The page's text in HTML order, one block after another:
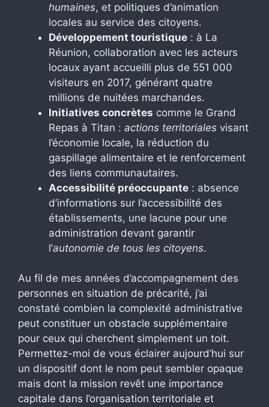
humaines, et politiques d’animation
locales au service des citoyens.
Développement touristique : à La
Réunion, collaboration avec les acteurs
locaux ayant accueilli plus de 551 000
visiteurs en 2017, générant quatre
millions de nuitées marchandes.
Initiatives concrètes comme le Grand
Repas à Titan : actions territoriales visant
l’économie locale, la réduction du
gaspillage alimentaire et le renforcement
des liens communautaires.
Accessibilité préoccupante : absence
d’informations sur l’accessibilité des
établissements, une lacune pour une
administration devant garantir
l’autonomie de tous les citoyens.
Au fil de mes années d’accompagnement des
personnes en situation de précarité, j’ai
constaté combien la complexité administrative
peut constituer un obstacle supplémentaire
pour ceux qui cherchent simplement un toit.
Permettez-moi de vous éclairer aujourd’hui sur
un dispositif dont le nom peut sembler opaque
mais dont la mission revêt une importance
capitale dans l’organisation territoriale et